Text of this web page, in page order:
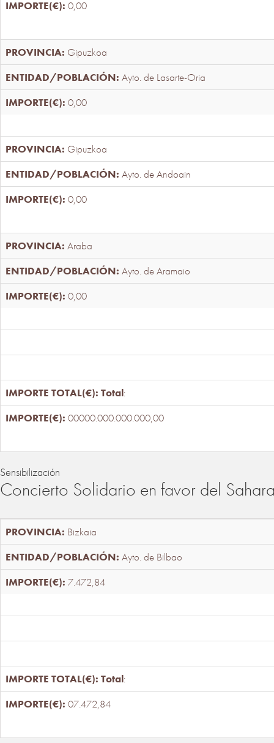
0,00
Gipuzkoa
Ayto. de Lasarte-Oria
0,00
Gipuzkoa
Ayto. de Andoain
0,00
Araba
Ayto. de Aramaio
0,00
Total:
00000.000.000.000,00
Sensibilización
Concierto Solidario en favor del
Bizkaia
Ayto. de Bilbao
7.472,84
Total:
07.472,84